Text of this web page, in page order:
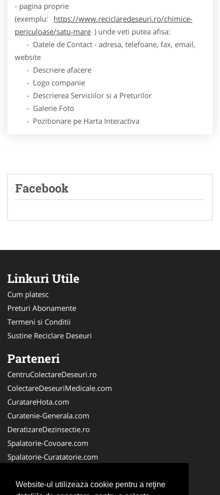
Website-ul utilizeaza cookie pentru a reţine
- pagina proprie
(exemplu:
https://www.reciclaredeseuri.ro/chimice-
periculoase/satu-mare ) unde veti putea afisa:
- Datele de Contact - adresa, telefoane, fax, email,
website
- Descriere afacere
- Logo companie
- Descrierea Serviciilor si a Preturilor
- Galerie Foto
- Pozitionare pe Harta Interactiva
Facebook
Linkuri Utile
Cum platesc
Preturi Abonamente
Termeni si Conditii
Sustine Reciclare Deseuri
Parteneri
CentruColectareDeseuri.ro
ColectareDeseuriMedicale.com
CuratareHota.com
Curatenie-Generala.com
DeratizareDezinsectie.ro
Spalatorie-Covoare.com
Spalatorie-Curatatorie.com
FirmaDeratizare.ro